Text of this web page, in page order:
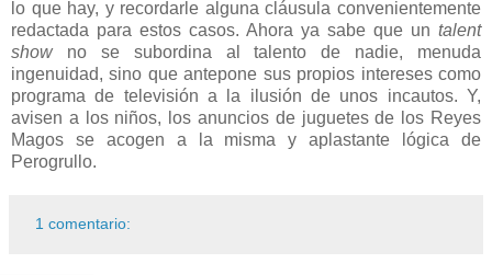
lo que hay, y recordarle alguna cláusula convenientemente
redactada para estos casos. Ahora ya sabe que un talent
showno se subordina al talento de nadie, menuda
ingenuidad, sino que antepone sus propios intereses como
programa de televisión a la ilusión de unos incautos. Y,
avisen a los niños, los anuncios de juguetes de los Reyes
Magos se acogen a la misma y aplastante lógica de
Perogrullo.
1 comentario: